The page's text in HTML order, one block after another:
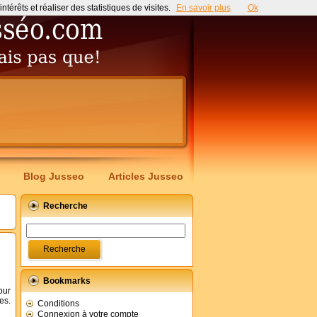
Blog Jusseo Articles Jusseo
Recherche
Bookmarks
Conditions
Connexion à votre compte
et réaliser des statistiques de visites. En savoir plus Ok